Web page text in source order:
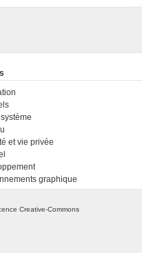
et vie privée
graphique
Creative-Commons